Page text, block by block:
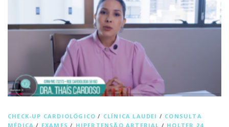
CHECK-UP CARDIOLÓGICO / CLÍNICA LAUDEI / CONSULTA
MÉDICA / EXAMES / HIPERTENSÃO ARTERIAL / HOLTER 24